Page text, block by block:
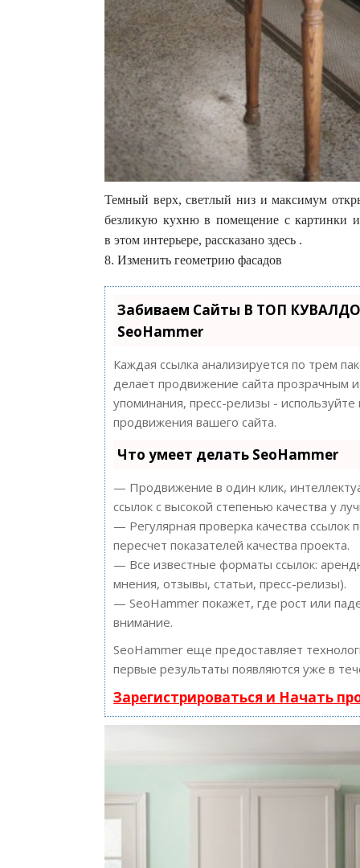
Темный верх, светлый низ и максимум
безликую кухню в помещение с картинки
в этом интерьере, рассказано здесь .
8. Изменить геометрию фасадов
Забиваем Сайты В ТОП
SeoHammer
Каждая ссылка анализируется по трем
делает продвижение сайта прозрачным
упоминания, пресс-релизы -
продвижения вашего сайта.
Что умеет делать SeoHammer
— Продвижение в один клик,
ссылок с высокой степенью качества у
— Регулярная проверка качества
пересчет показателей качества проекта.
— Все известные форматы ссылок:
мнения, отзывы, статьи, пресс-релизы).
— SeoHammer покажет, где рост или
внимание.
SeoHammer еще предоставляет
первые результаты появляются уже в
Зарегистрироваться и Начать